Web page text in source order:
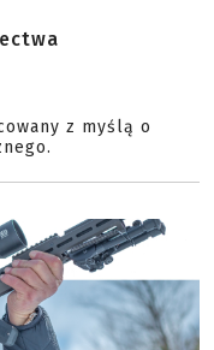
z myślą o